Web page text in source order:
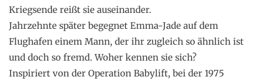
Kriegsende reißt sie auseinander.
Jahrzehnte später begegnet Emma-Jade auf dem
Flughafen einem Mann, der ihr zugleich so ähnlich ist
und doch so fremd. Woher kennen sie sich?
Inspiriert von der Operation Babylift, bei der 1975